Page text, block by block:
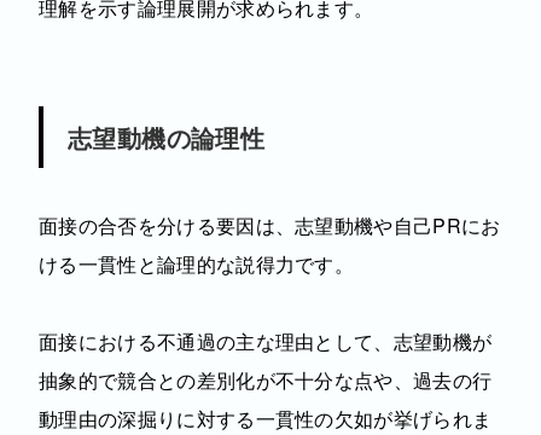
理解を示す論理展開が求められます。
志望動機の論理性
面接の合否を分ける要因は、志望動機や自己PRにお
ける一貫性と論理的な説得力です。
面接における不通過の主な理由として、志望動機が
抽象的で競合との差別化が不十分な点や、過去の行
動理由の深掘りに対する一貫性の欠如が挙げられま